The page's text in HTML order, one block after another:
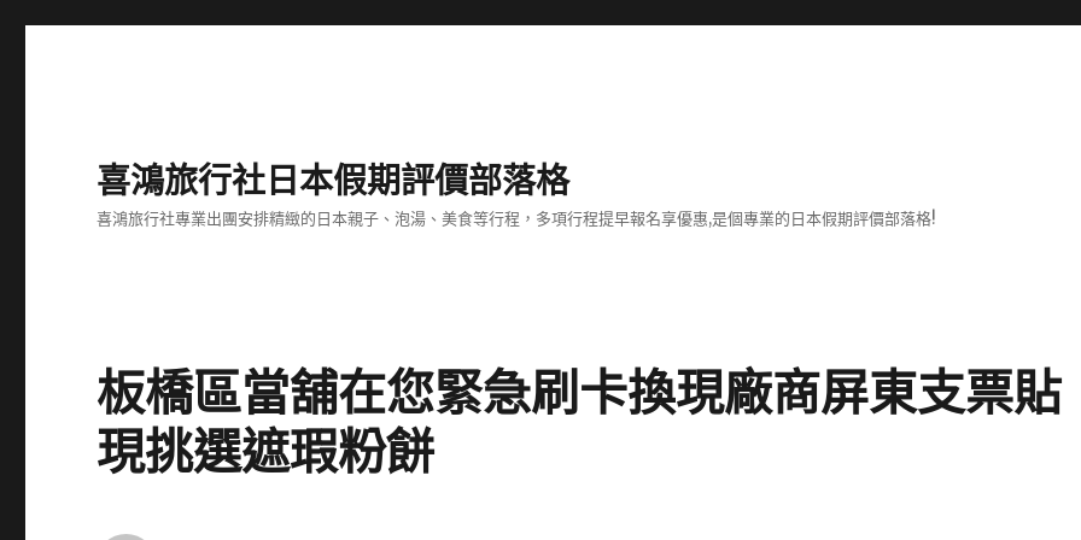
喜鴻旅行社日本假期評價部落格
喜鴻旅行社專業出團安排精緻的日本親子、泡湯、美食等行程，多項行程提早報名享優惠,是個專業的日本假期評價部落格!
板橋區當舖在您緊急刷卡換現廠商屏東支票貼
現挑選遮瑕粉餅